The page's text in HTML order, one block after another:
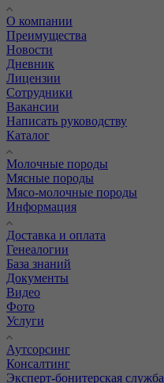
О компании
Преимущества
Новости
Дневник
Лицензии
Сотрудники
Вакансии
Написать руководству
Каталог
Молочные породы
Мясные породы
Мясо-молочные породы
Информация
Доставка и оплата
Генеалогии
База знаний
Документы
Видео
Фото
Услуги
Аутсорсинг
Консалтинг
Эксперт-бонитерская служба